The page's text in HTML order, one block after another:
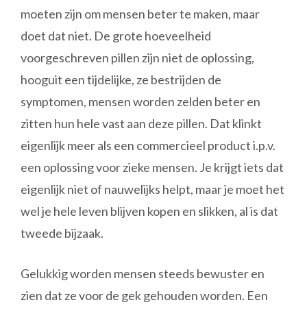
moeten zijn om mensen beter te maken, maar
doet dat niet. De grote hoeveelheid
voorgeschreven pillen zijn niet de oplossing,
hooguit een tijdelijke, ze bestrijden de
symptomen, mensen worden zelden beter en
zitten hun hele vast aan deze pillen. Dat klinkt
eigenlijk meer als een commercieel product i.p.v.
een oplossing voor zieke mensen. Je krijgt iets dat
eigenlijk niet of nauwelijks helpt, maar je moet het
wel je hele leven blijven kopen en slikken, al is dat
tweede bijzaak.
Gelukkig worden mensen steeds bewuster en
zien dat ze voor de gek gehouden worden. Een